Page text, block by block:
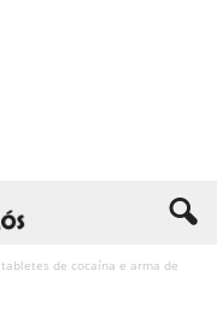
de cocaína e arma de